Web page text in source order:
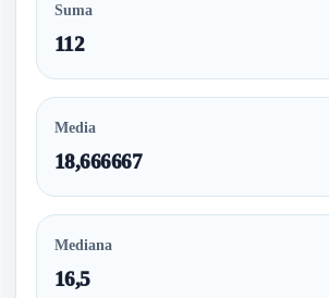
Suma
112
Media
18,666667
Mediana
16,5